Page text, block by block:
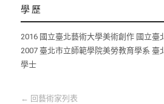
學歷
2016 國立臺北藝術大學美術創作 國立臺
2007 臺北市立師範學院美勞教育學系 臺
學士
← 回藝術家列表